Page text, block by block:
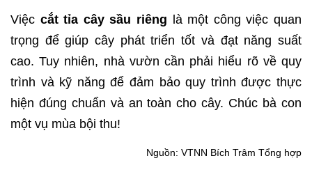
Việc cắt tỉa cây sầu riêng là một công việc quan
trọng để giúp cây phát triển tốt và đạt năng suất
cao. Tuy nhiên, nhà vườn cần phải hiểu rõ về quy
trình và kỹ năng để đảm bảo quy trình được thực
hiện đúng chuẩn và an toàn cho cây. Chúc bà con
một vụ mùa bội thu!
Nguồn: VTNN Bích Trâm Tổng hợp